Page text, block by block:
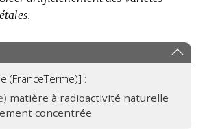
(FranceTerme)] :
matière à radioactivité naturelle
concentrée